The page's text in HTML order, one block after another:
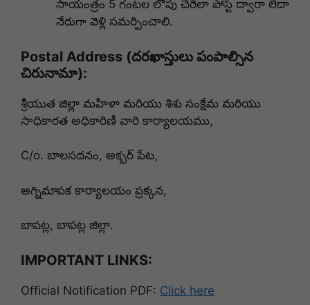
సాయంత్రం 5 గంటల లోపు చేరేలా పోస్ట్ ద్వారా లేదా
నేరుగా వెళ్లి సమర్పించాలి.
Postal Address (దరఖాస్తులు పంపాల్సిన
చిరునామా):
శ్రీయుత జిల్లా మహిళా మరియు శిశు సంక్షేమ మరియు
సాధికారత అధికారిణి వారి కార్యాలయము,
C/o. బాలసదనం, అక్బర్ పేట,
అగ్నిమాపక కార్యాలయం ప్రక్కన,
బాపట్ల, బాపట్ల జిల్లా.
IMPORTANT LINKS:
Official Notification PDF: Click here